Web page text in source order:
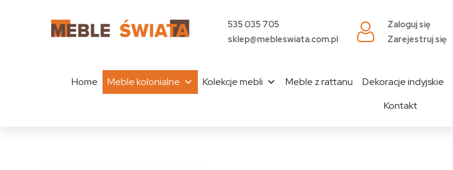
535 035 705
sklep@mebleswiata.com.pl
Zaloguj się
Zarejestruj się
Home Meble kolonialne Kolekcje mebli Meble z rattanu Dekoracje indyjskie
Kontakt